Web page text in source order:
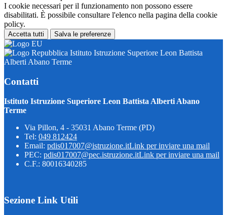
I cookie necessari per il funzionamento non possono essere
disabilitati. È possibile consultare l'elenco nella pagina della cookie
policy.
Accetta tutti Salva le preferenze
Istituto Istruzione Superiore Leon Battista
Alberti Abano Terme
Contatti
Istituto Istruzione Superiore Leon Battista Alberti Abano
Terme
Via Pillon, 4 - 35031 Abano Terme (PD)
Tel: 049 812424
Email: pdis017007@istruzione.itLink per inviare una mail
PEC: pdis017007@pec.istruzione.itLink per inviare una mail
C.F.: 80016340285
Sezione Link Utili